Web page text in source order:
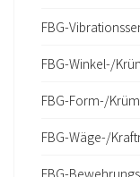
FBG-
FBG-Winkel-/
FBG-Form-/
FBG-Wäge-/
FBG-